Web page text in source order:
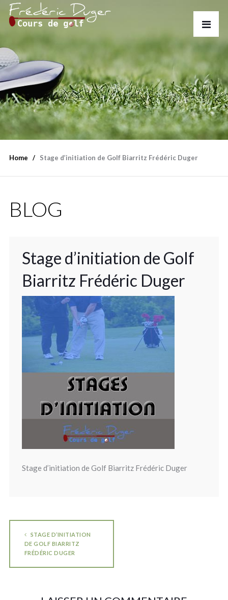
Home Stage d’initiation de Golf Biarritz Frédéric Duger
BLOG
Stage d’initiation de Golf
Biarritz Frédéric Duger
Stage d’initiation de Golf Biarritz Frédéric Duger
STAGE D’INITIATION
DE GOLF BIARRITZ
FRÉDÉRIC DUGER